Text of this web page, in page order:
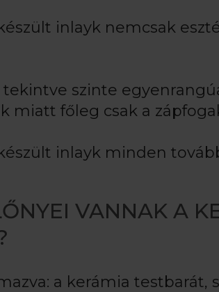
inlayk nemcsak
szinte
miatt főleg csak a
inlayk minden
VANNAK A
a kerámia testbarát,